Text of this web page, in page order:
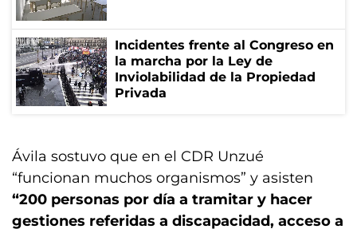
Incidentes frente al Congreso en
la marcha por la Ley de
Inviolabilidad de la Propiedad
Privada
Ávila sostuvo que en el CDR Unzué
“funcionan muchos organismos” y asisten
“200 personas por día a tramitar y hacer
gestiones referidas a discapacidad, acceso a